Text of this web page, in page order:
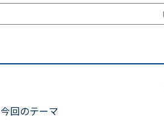
今回のテーマ